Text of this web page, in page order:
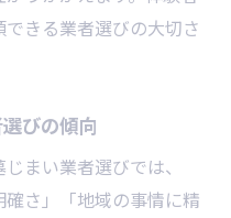
きる業者選びの大切さ
びの傾向
まい業者選びでは、
確さ」「地域の事情に精